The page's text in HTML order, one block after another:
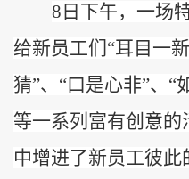
8日下午，一场
给新员工们“耳目一
猜”、“口是心非”、“
等一系列富有创意的
中增进了新员工彼此